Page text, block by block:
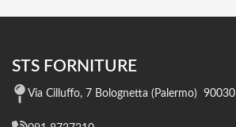
STS FORNITURE
Via Cilluffo, 7 Bolognetta (Palermo) 90030